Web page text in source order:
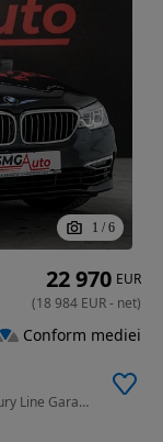
1 / 6
1998 cm3 • 292 CP • Bmw 530e plug in hibrid Luxury Line Garantie / Posibilitate Finantare
22 970 EUR
(18 984 EUR- net)
Conform mediei